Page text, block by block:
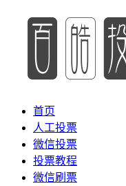
首页
人工投票
微信投票
投票教程
微信刷票